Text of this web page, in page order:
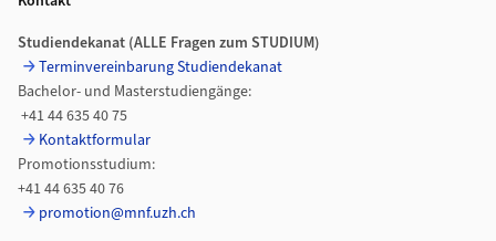
Studiendekanat (ALLE Fragen zum STUDIUM)
Terminvereinbarung Studiendekanat
Bachelor- und Masterstudiengänge:
+41 44 635 40 75
Kontaktformular
Promotionsstudium:
+41 44 635 40 76
promotion@mnf.uzh.ch